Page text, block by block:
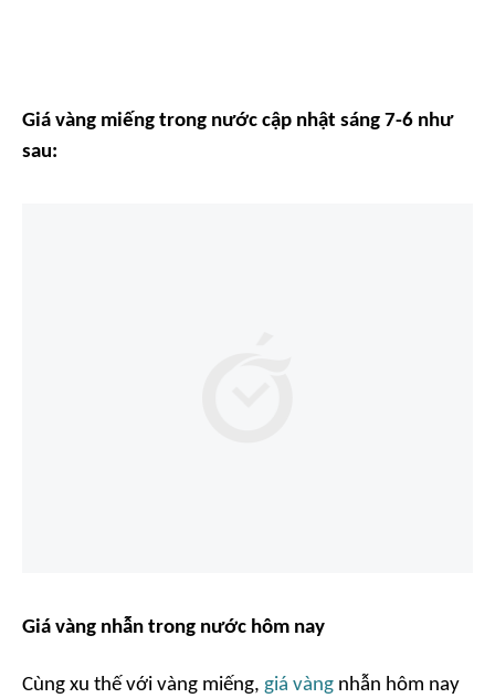
Giá vàng miếng trong nước cập nhật sáng 7-6 như
sau:
Giá vàng nhẫn trong nước hôm nay
Cùng xu thế với vàng miếng, giá vàng nhẫn hôm nay